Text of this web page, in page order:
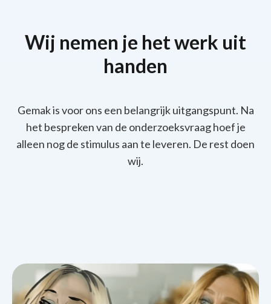
Wij nemen je het werk uit
handen
Gemak is voor ons een belangrijk uitgangspunt. Na
het bespreken van de onderzoeksvraag hoef je
alleen nog de stimulus aan te leveren. De rest doen
wij.